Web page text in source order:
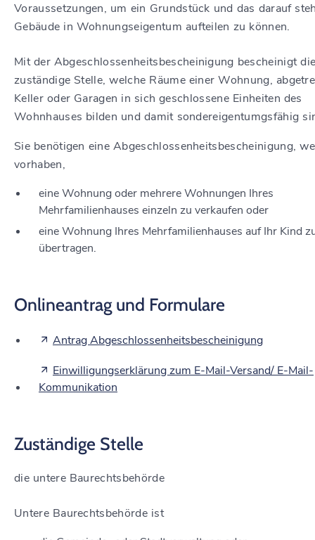
Voraussetzungen, um ein Grundstück und das darauf
Gebäude in Wohnungseigentum aufteilen zu können.
Mit der Abgeschlossenheitsbescheinigung bescheinigt
zuständige Stelle, welche Räume einer Wohnung,
Keller oder Garagen in sich geschlossene Einheiten des
Wohnhauses bilden und damit sondereigentumgsfähig
Sie benötigen eine Abgeschlossenheitsbescheinigung,
vorhaben,
eine Wohnung oder mehrere Wohnungen Ihres
Mehrfamilienhauses einzeln zu verkaufen oder
eine Wohnung Ihres Mehrfamilienhauses auf Ihr Kind
übertragen.
Onlineantrag und Formulare
Antrag Abgeschlossenheitsbescheinigung
Einwilligungserklärung zum E-Mail-Versand/ E-Mail-
Kommunikation
Zuständige Stelle
die untere Baurechtsbehörde
Untere Baurechtsbehörde ist